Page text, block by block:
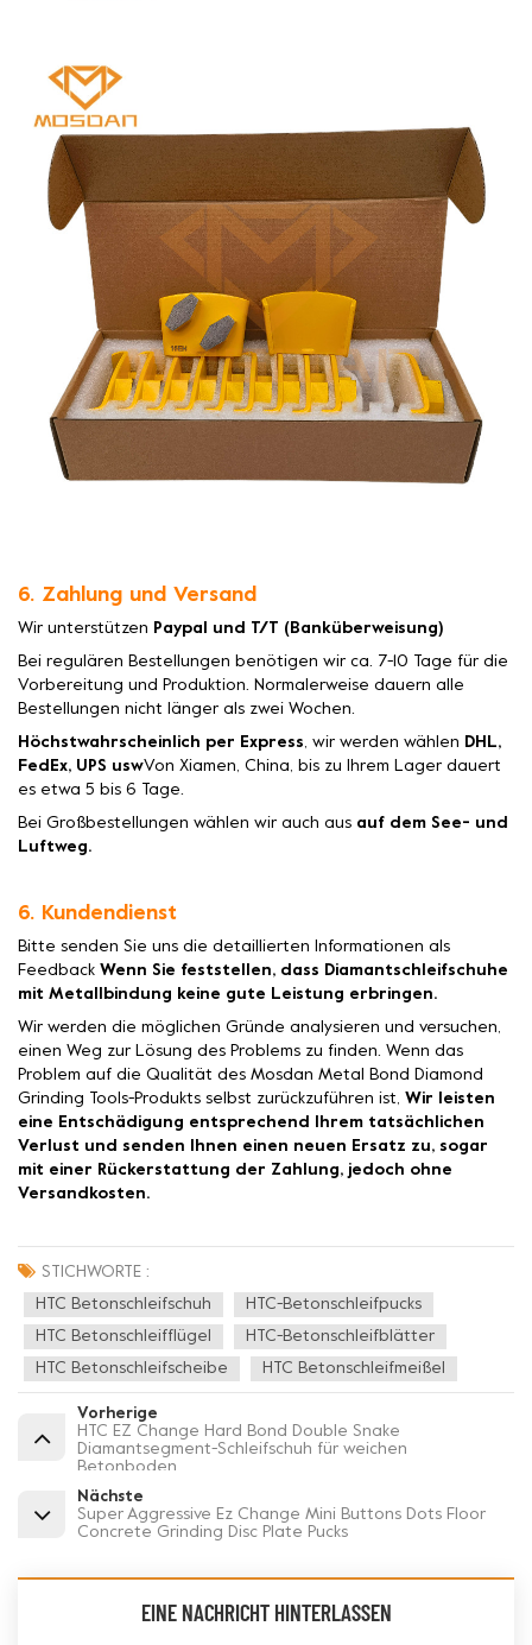
6. Zahlung und Versand
Wir unterstützen Paypal und T/T (Banküberweisung)
Bei regulären Bestellungen benötigen wir ca. 7-10 Tage für die
Vorbereitung und Produktion. Normalerweise dauern alle
Bestellungen nicht länger als zwei Wochen.
Höchstwahrscheinlich per Express, wir werden wählen DHL,
FedEx, UPS uswVon Xiamen, China, bis zu Ihrem Lager dauert
es etwa 5 bis 6 Tage.
Bei Großbestellungen wählen wir auch aus auf dem See- und
Luftweg.
6. Kundendienst
Bitte senden Sie uns die detaillierten Informationen als
Feedback Wenn Sie feststellen, dass Diamantschleifschuhe
mit Metallbindung keine gute Leistung erbringen.
Wir werden die möglichen Gründe analysieren und versuchen,
einen Weg zur Lösung des Problems zu finden. Wenn das
Problem auf die Qualität des Mosdan Metal Bond Diamond
Grinding Tools-Produkts selbst zurückzuführen ist, Wir leisten
eine Entschädigung entsprechend Ihrem tatsächlichen
Verlust und senden Ihnen einen neuen Ersatz zu, sogar
mit einer Rückerstattung der Zahlung, jedoch ohne
Versandkosten.
STICHWORTE :
HTC Betonschleifschuh HTC-Betonschleifpucks
HTC Betonschleifflügel HTC-Betonschleifblätter
HTC Betonschleifscheibe HTC Betonschleifmeißel
Vorherige
HTC EZ Change Hard Bond Double Snake
Diamantsegment-Schleifschuh für weichen
Betonboden
Nächste
Super Aggressive Ez Change Mini Buttons Dots Floor
Concrete Grinding Disc Plate Pucks
EINE NACHRICHT HINTERLASSEN